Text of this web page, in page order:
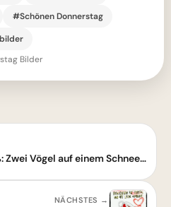
#Schönen Donnerstag
Bilder
Donnerstag-Gruß: Zwei Vögel auf einem Schneezweig
NÄCHSTES →